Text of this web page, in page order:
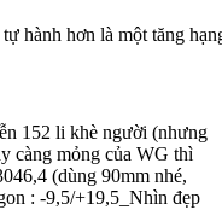
hành hơn là một tăng
152 li khè người (nhưng
càng mỏng của WG thì
(dùng 90mm nhé,
: -9,5/+19,5_Nhìn đẹp